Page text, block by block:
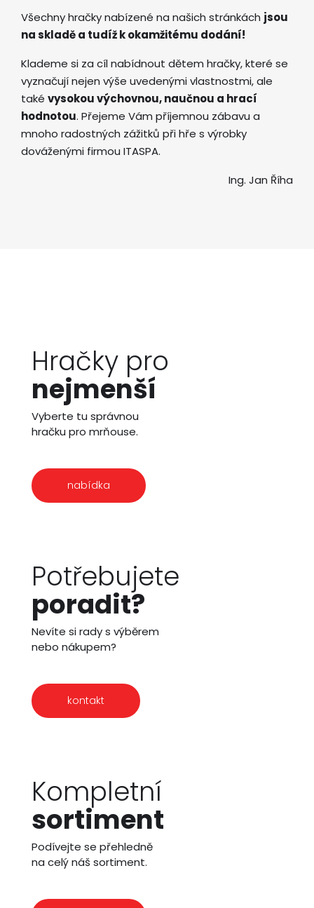
Všechny hračky nabízené na našich stránkách jsou
na skladě a tudíž k okamžitému dodání!
Klademe si za cíl nabídnout dětem hračky, které se
vyznačují nejen výše uvedenými vlastnostmi, ale
také vysokou výchovnou, naučnou a hrací
hodnotou. Přejeme Vám příjemnou zábavu a
mnoho radostných zážitků při hře s výrobky
dováženými firmou ITASPA.
Ing. Jan Říha
Hračky pro
nejmenší
Vyberte tu správnou
hračku pro mrňouse.
nabídka
Potřebujete
poradit?
Nevíte si rady s výběrem
nebo nákupem?
kontakt
Kompletní
sortiment
Podívejte se přehledně
na celý náš sortiment.